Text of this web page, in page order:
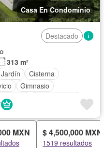
Casa En Condominio
Destacado
313 m²
Jardín
Cisterna
Gimnasio
closet
Zona infantil
MXN $ 4,500,000 MXN
1519 resultados